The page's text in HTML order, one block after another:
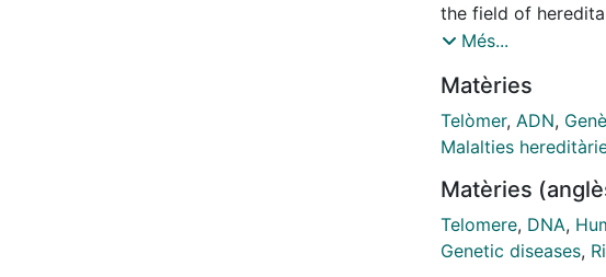
the field of
(CRC), and more
genes, we recently
mutation carriers
pronounced
Here we evaluate
proficient
type X (fCRC-X). A
Més...
Matèries
Telòmer, ADN,
Malalties
Matèries
Telomere, DNA,
Genetic diseases,